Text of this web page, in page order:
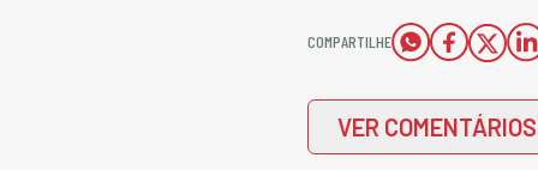
COMPARTILHE
VER COMENTÁRIOS